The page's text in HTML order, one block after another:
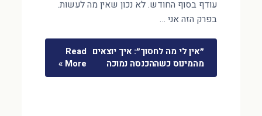
עודף בסוף החודש. לא נכון שאין מה לעשות.
בפרק הזה אני …
״אין לי מה לחסוך״: איך יוצאים
מהמינוס כשההכנסה נמוכה
Read
More »